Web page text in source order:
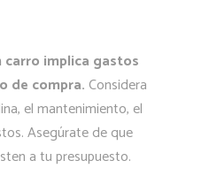
implica gastos
de compra. Considera
el mantenimiento, el
Asegúrate de que
a tu presupuesto.